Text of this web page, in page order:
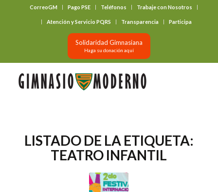
CorreoGM Pago PSE Teléfonos Trabaje con Nosotros
Atención y Servicio PQRS Transparencia Participa
Solidaridad Gimnasiana
Haga su donación aquí
LISTADO DE LA ETIQUETA:
TEATRO INFANTIL